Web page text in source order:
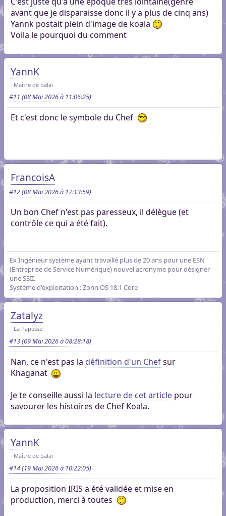
avant que je disparaisse donc il y a plus de cinq ans)
Yannk postait plein d'image de koala
Voila le pourquoi du comment
YannK
Maître de balai
#11 (08 Mai 2026 à 11:06:25)
Et c'est donc le symbole du Chef
FrancoisA
#12(08 Mai 2026 à 17:13:59)
Un bon Chef n'est pas paresseux, il délègue (et
contrôle ce qui a été fait).
Ex Ingénieur système ayant travaillé plus de 20 ans pour une ESN
(Entreprise de Service Numérique) nouvel acronyme pour désigner
une SSII.
Système d'exploitation : Zorin OS 18.1 Core
Zatalyz
La Papesse
#13(09 Mai 2026 à 08:28:18)
Nan, ce n'est pas la définition d'un Chefsur
Khaganat
Je te conseille aussi la lecture de cet articlepour
savourer les histoires de Chef Koala.
YannK
Maître de balai
#14(19 Mai 2026 à 10:22:05)
La proposition IRIS a été validée et mise en
production, merci à toutes